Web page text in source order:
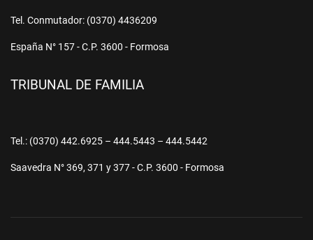
Tel. Conmutador: (0370) 4436209
España N° 157 - C.P. 3600 - Formosa
TRIBUNAL DE FAMILIA
Tel.: (0370) 442.6925 – 444.5443 – 444.5442
Saavedra N° 369, 371 y 377 - C.P. 3600 - Formosa